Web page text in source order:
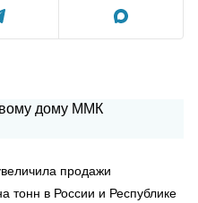
продажи
тонн в России и Республике